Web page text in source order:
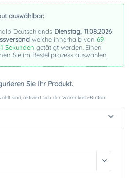
auswählbar:
Deutschlands Dienstag, 11.08.2026
welche innerhalb von 69
Sekunden getätigt werden. Einen
Sie im Bestellprozess auswählen.
Sie Ihr Produkt.
sind, aktiviert sich der Warenkorb-Button.